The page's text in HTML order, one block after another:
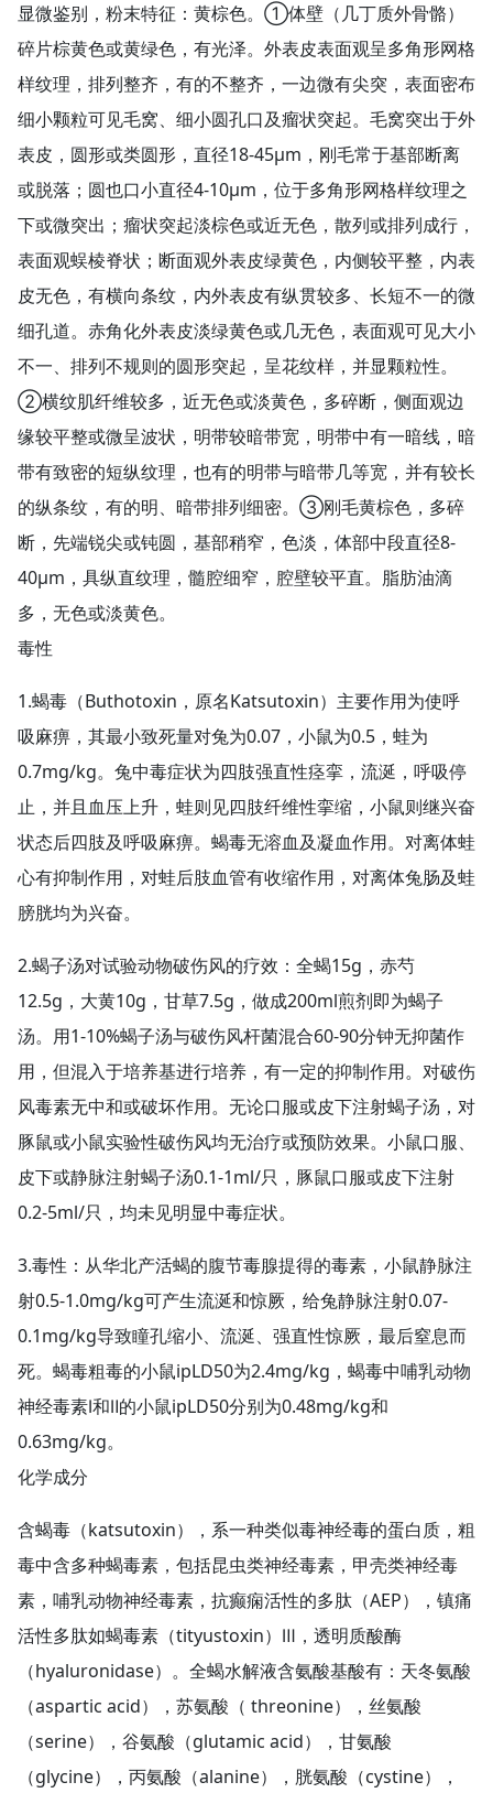
显微鉴别，粉末特征：黄棕色。①体壁（几丁质外骨骼）
碎片棕黄色或黄绿色，有光泽。外表皮表面观呈多角形网格
样纹理，排列整齐，有的不整齐，一边微有尖突，表面密布
细小颗粒可见毛窝、细小圆孔口及瘤状突起。毛窝突出于外
表皮，圆形或类圆形，直径18-45μm，刚毛常于基部断离
或脱落；圆也口小直径4-10μm，位于多角形网格样纹理之
下或微突出；瘤状突起淡棕色或近无色，散列或排列成行，
表面观蜈棱脊状；断面观外表皮绿黄色，内侧较平整，内表
皮无色，有横向条纹，内外表皮有纵贯较多、长短不一的微
细孔道。赤角化外表皮淡绿黄色或几无色，表面观可见大小
不一、排列不规则的圆形突起，呈花纹样，并显颗粒性。
②横纹肌纤维较多，近无色或淡黄色，多碎断，侧面观边
缘较平整或微呈波状，明带较暗带宽，明带中有一暗线，暗
带有致密的短纵纹理，也有的明带与暗带几等宽，并有较长
的纵条纹，有的明、暗带排列细密。③刚毛黄棕色，多碎
断，先端锐尖或钝圆，基部稍窄，色淡，体部中段直径8-
40μm，具纵直纹理，髓腔细窄，腔壁较平直。脂肪油滴
多，无色或淡黄色。
毒性
1.蝎毒（Buthotoxin，原名Katsutoxin）主要作用为使呼
吸麻痹，其最小致死量对兔为0.07，小鼠为0.5，蛙为
0.7mg/kg。兔中毒症状为四肢强直性痉挛，流涎，呼吸停
止，并且血压上升，蛙则见四肢纤维性挛缩，小鼠则继兴奋
状态后四肢及呼吸麻痹。蝎毒无溶血及凝血作用。对离体蛙
心有抑制作用，对蛙后肢血管有收缩作用，对离体兔肠及蛙
膀胱均为兴奋。
2.蝎子汤对试验动物破伤风的疗效：全蝎15g，赤芍
12.5g，大黄10g，甘草7.5g，做成200ml煎剂即为蝎子
汤。用1-10%蝎子汤与破伤风杆菌混合60-90分钟无抑菌作
用，但混入于培养基进行培养，有一定的抑制作用。对破伤
风毒素无中和或破坏作用。无论口服或皮下注射蝎子汤，对
豚鼠或小鼠实验性破伤风均无治疗或预防效果。小鼠口服、
皮下或静脉注射蝎子汤0.1-1ml/只，豚鼠口服或皮下注射
0.2-5ml/只，均未见明显中毒症状。
3.毒性：从华北产活蝎的腹节毒腺提得的毒素，小鼠静脉注
射0.5-1.0mg/kg可产生流涎和惊厥，给兔静脉注射0.07-
0.1mg/kg导致瞳孔缩小、流涎、强直性惊厥，最后窒息而
死。蝎毒粗毒的小鼠ipLD50为2.4mg/kg，蝎毒中哺乳动物
神经毒素Ⅰ和Ⅱ的小鼠ipLD50分别为0.48mg/kg和
0.63mg/kg。
化学成分
含蝎毒（katsutoxin），系一种类似毒神经毒的蛋白质，粗
毒中含多种蝎毒素，包括昆虫类神经毒素，甲壳类神经毒
素，哺乳动物神经毒素，抗癫痫活性的多肽（AEP），镇痛
活性多肽如蝎毒素（tityustoxin）Ⅲ，透明质酸酶
（hyaluronidase）。全蝎水解液含氨酸基酸有：天冬氨酸
（aspartic acid），苏氨酸（ threonine），丝氨酸
（serine），谷氨酸（glutamic acid），甘氨酸
（glycine），丙氨酸（alanine），胱氨酸（cystine），